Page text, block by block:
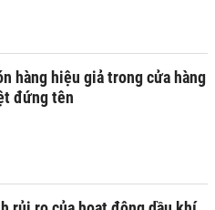
hàng hiệu giả trong cửa hàng
đứng tên